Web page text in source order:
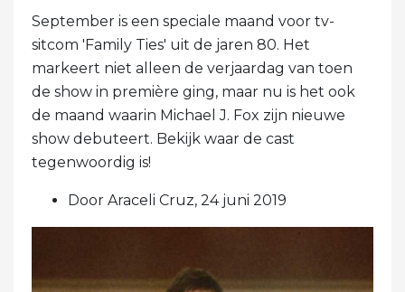
September is een speciale maand voor tv-
sitcom 'Family Ties' uit de jaren 80. Het
markeert niet alleen de verjaardag van toen
de show in première ging, maar nu is het ook
de maand waarin Michael J. Fox zijn nieuwe
show debuteert. Bekijk waar de cast
tegenwoordig is!
Door Araceli Cruz, 24 juni 2019